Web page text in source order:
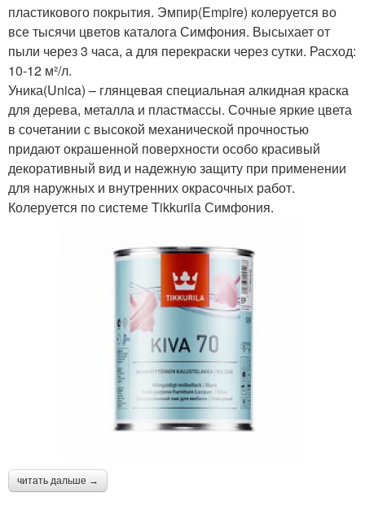
пластикового покрытия. Эмпир(Empire) колеруется во
все тысячи цветов каталога Симфония. Высыхает от
пыли через 3 часа, а для перекраски через сутки. Расход:
10-12 м²/л.
Уника(Unica) – глянцевая специальная алкидная краска
для дерева, металла и пластмассы. Сочные яркие цвета
в сочетании с высокой механической прочностью
придают окрашенной поверхности особо красивый
декоративный вид и надежную защиту при применении
для наружных и внутренних окрасочных работ.
Колеруется по системе Tikkurila Симфония.
читать дальше →